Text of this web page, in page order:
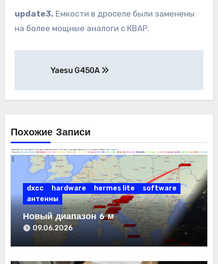
update3. Емкости в дроселе были заменены
на более мощные аналоги c КВАР.
записям
Yaesu G450A
Похожие Записи
dxcc hardware hermes lite
software
антенны
Новый диапазон 6 м
09.06.2026